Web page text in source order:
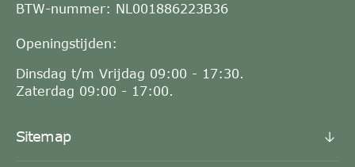
BTW-nummer: NL001886223B36
Openingstijden:
Dinsdag t/m Vrijdag 09:00 - 17:30.
Zaterdag 09:00 - 17:00.
Sitemap